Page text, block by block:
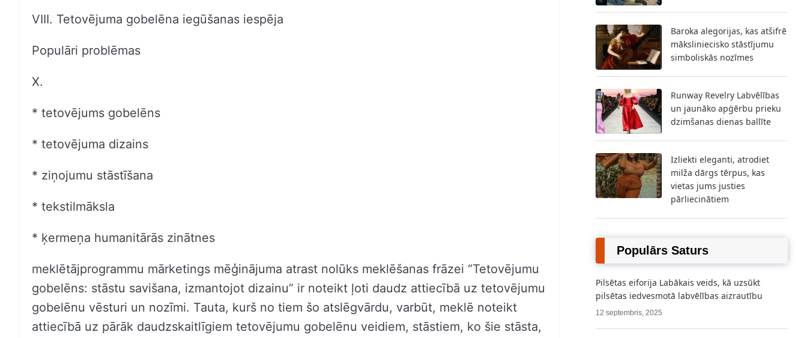
VIII. Tetovējuma gobelēna iegūšanas iespēja
Populāri problēmas
X.
* tetovējums gobelēns
* tetovējuma dizains
* ziņojumu stāstīšana
* tekstilmāksla
* ķermeņa humanitārās zinātnes
meklētājprogrammu mārketings mēģinājuma atrast nolūks meklēšanas frāzei “Tetovējumu
gobelēns: stāstu savišana, izmantojot dizainu” ir noteikt ļoti daudz attiecībā uz tetovējumu
gobelēnu vēsturi un nozīmi. Tauta, kurš no tiem šo atslēgvārdu, varbūt, meklē noteikt
attiecībā uz pārāk daudzskaitlīgiem tetovējumu gobelēnu veidiem, stāstiem, ko šie stāsta,
Baroka alegorijas, kas atšifrē
māksliniecisko stāstījumu
simboliskās nozīmes
Runway Revelry Labvēlības
un jaunāko apģērbu prieku
dzimšanas dienas ballīte
Izliekti eleganti, atrodiet
milža dārgs tērpus, kas
vietas jums justies
pārliecinātiem
Populārs Saturs
Pilsētas eiforija Labākais veids, kā uzsūkt
pilsētas iedvesmotā labvēlības aizrautību
12 septembris, 2025